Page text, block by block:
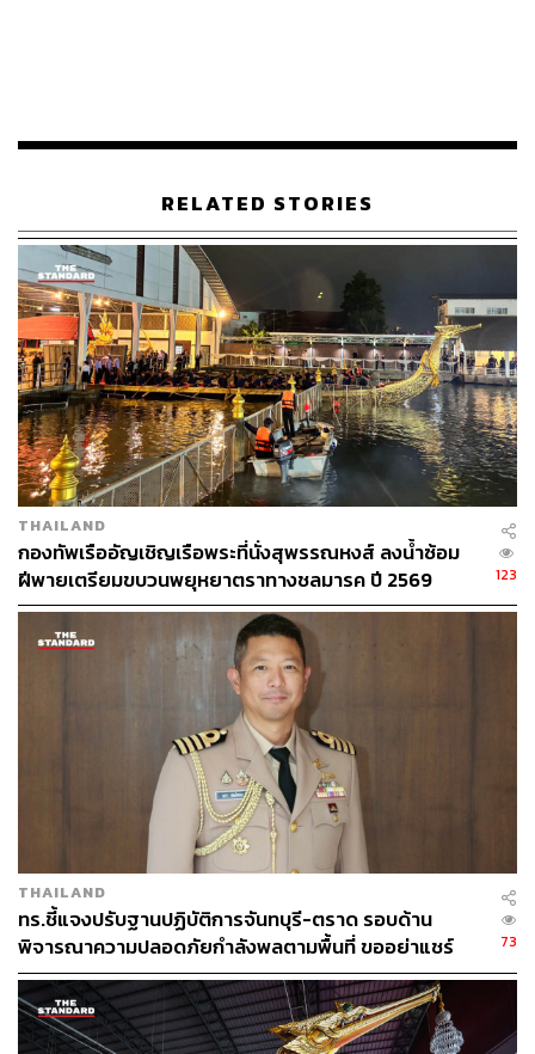
ดินมามากกว่า 130 ปี ยังอยู่ในสภาพดี เป็นปืนโบราณในยุคที่
บริเวณนี้เป็นพระนิเวศน์ของเจ้าพระยามหากษัตริย์ศึก หรือ
ทำโรงหล่อปืนใหญ่อาวุธต่างๆ ไว้สู้กับพม่าตั้งแต่สมัยสมเด็จ
พระเจ้าตากสินมหาราชที่หล่อเองโดยใช้สำริด รวมทั้งการซื้อ
ปืนจากอังกฤษเพื่อมาปกป้องชาติบ้านเมือง
RELATED STORIES
THAILAND
กองทัพเรืออัญเชิญเรือพระที่นั่งสุพรรณหงส์ ลงน้ำซ้อม
ฝีพายเตรียมขบวนพยุหยาตราทางชลมารค ปี 2569
123
THAILAND
ทร.ชี้แจงปรับฐานปฏิบัติการจันทบุรี-ตราด รอบด้าน
พิจารณาความปลอดภัยกำลังพลตามพื้นที่ ขออย่าแชร์
ข้อมูลกระทบความมั่นคง
73